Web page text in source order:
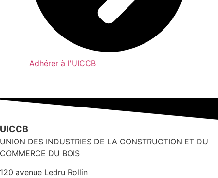
Adhérer à l'UICCB
UICCB
UNION DES INDUSTRIES DE LA CONSTRUCTION ET DU
COMMERCE DU BOIS
120 avenue Ledru Rollin